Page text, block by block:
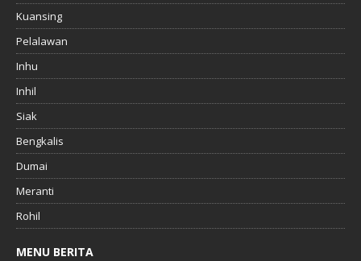
Kuansing
Pelalawan
Inhu
Inhil
Siak
Bengkalis
Dumai
Meranti
Rohil
MENU BERITA